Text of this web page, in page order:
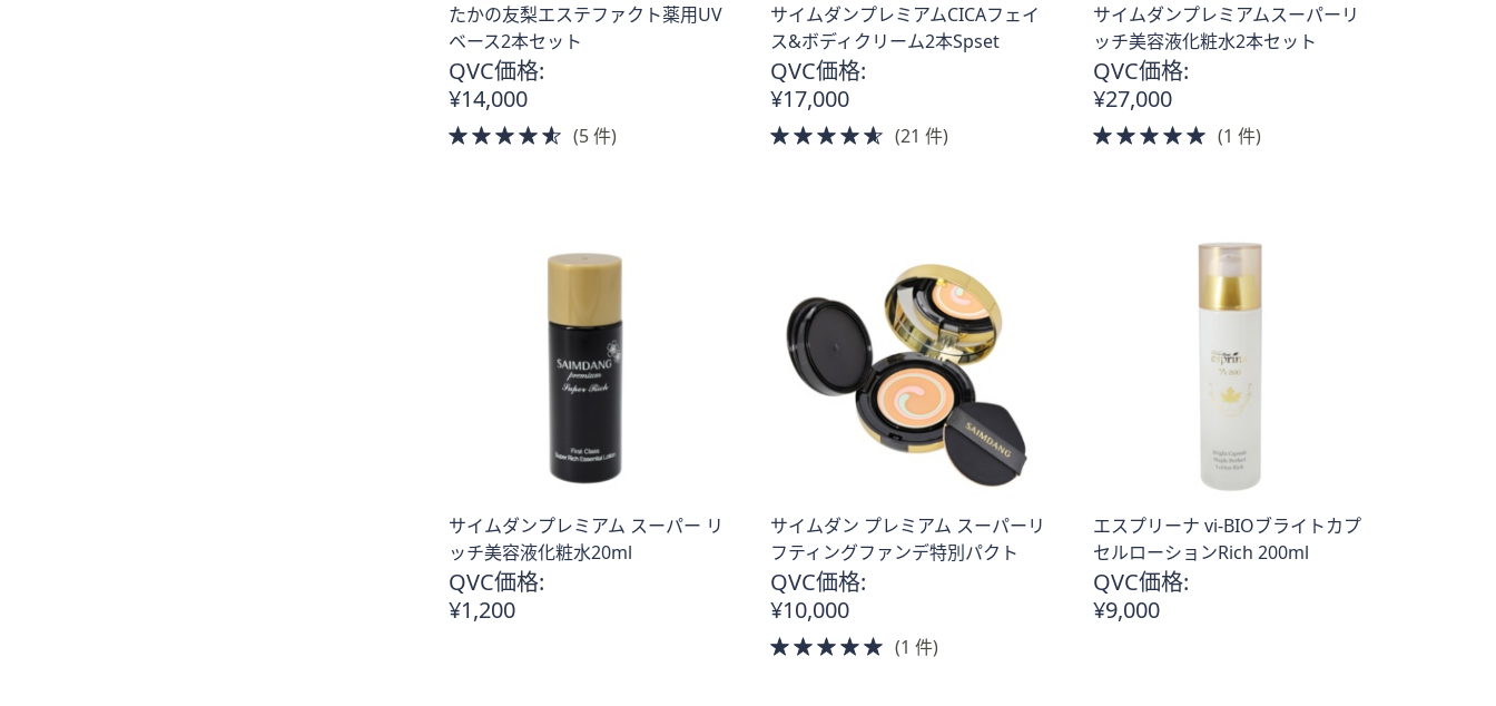
たかの友梨エステファクト薬用UV
ベース2本セット
QVC価格:
¥14,000
4.5
(5 件)
サイムダンプレミアムCICAフェイ
ス&ボディクリーム2本Spset
QVC価格:
¥17,000
4.5
(21 件)
サイムダンプレミアムスーパーリ
ッチ美容液化粧水2本セット
QVC価格:
¥27,000
5.0
(1 件)
サイムダンプレミアム スーパー リ
ッチ美容液化粧水20ml
QVC価格:
¥1,200
サイムダン プレミアム スーパーリ
フティングファンデ特別パクト
QVC価格:
¥10,000
5.0
(1 件)
エスプリーナ vi-BIOブライトカプ
セルローションRich 200ml
QVC価格:
¥9,000